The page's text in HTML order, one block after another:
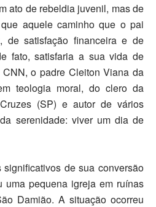
ato de rebeldia juvenil, mas de
aquele caminho que o pai
de satisfação financeira e de
fato, satisfaria a sua vida de
CNN, o padre Cleiton Viana da
teologia moral, do clero da
(SP) e autor de vários
serenidade: viver um dia de
de sua conversão
uma pequena igreja em ruínas
Damião. A situação ocorreu